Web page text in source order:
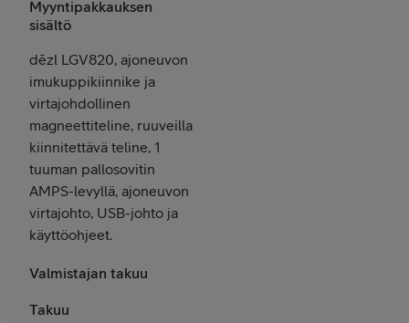
Myyntipakkauksen
sisältö
dēzl LGV820, ajoneuvon
imukuppikiinnike ja
virtajohdollinen
magneettiteline, ruuveilla
kiinnitettävä teline, 1
tuuman pallosovitin
AMPS-levyllä, ajoneuvon
virtajohto, USB-johto ja
käyttöohjeet.
Valmistajan takuu
Takuu